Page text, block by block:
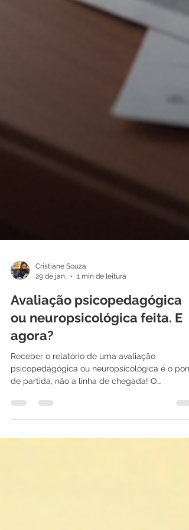
29 de jan.
1 min de leitura
Avaliação psicopedagógica
ou neuropsicológica feita. E
agora?
Receber o relatório de uma avaliação
de partida, não a linha de chegada! O